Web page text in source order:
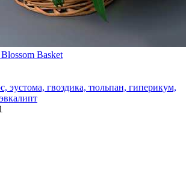
Basket
эустома, гвоздика, тюльпан, гиперикум,